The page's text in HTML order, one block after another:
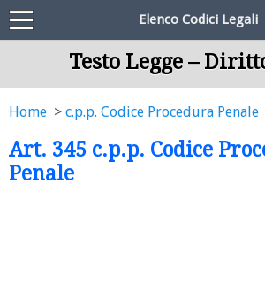
Elenco Codici Legali
Testo Legge –
Home c.p.p. Codice Procedura Penale
Art. 345 c.p.p. Codice
Penale